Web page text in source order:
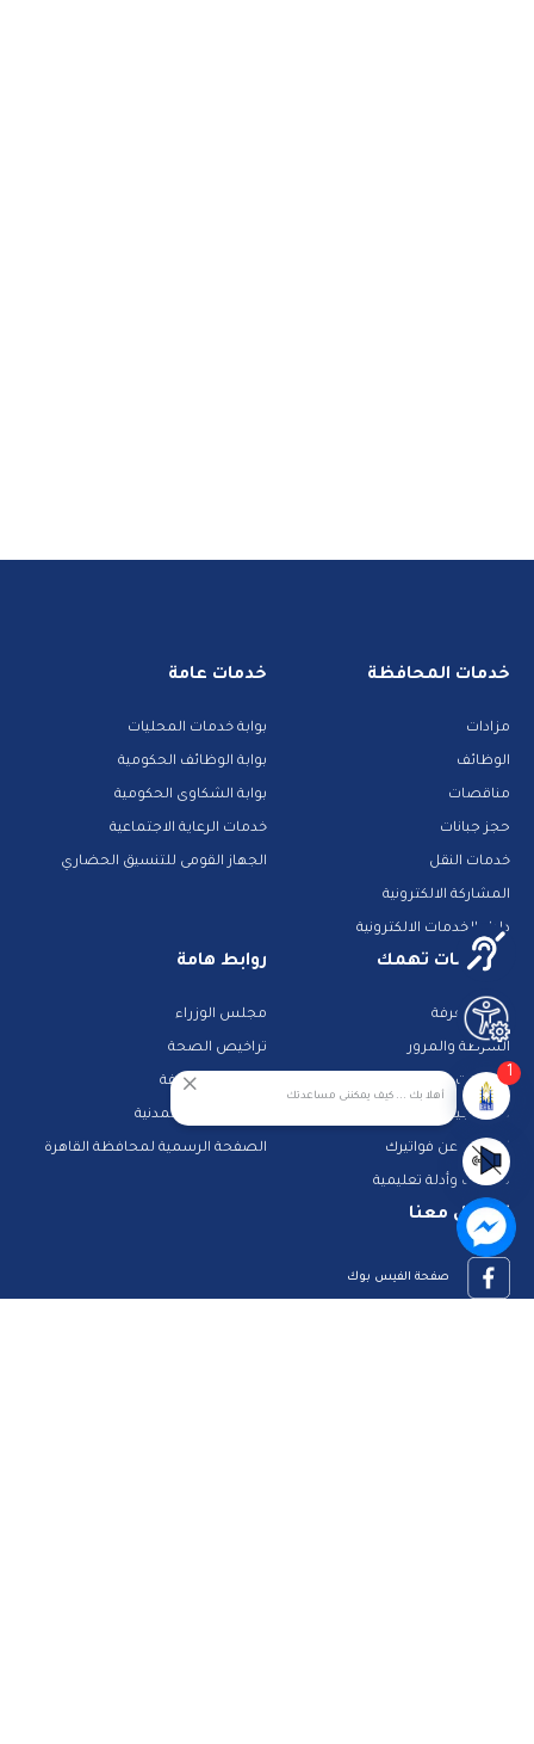
خدمات المحافظة
مزادات
الوظائف
مناقصات
حجز جبانات
خدمات النقل
المشاركة الالكترونية
دليل الخدمات الالكترونية
خدمات عامة
بوابة خدمات المحليات
بوابة الوظائف الحكومية
بوابة الشكاوى الحكومية
خدمات الرعاية الاجتماعية
الجهاز القومى للتنسيق الحضاري
معلومات تهمك
بنك المعرفة
الشرطة والمرور
تطبيقات خدمية
تكنولوجيا وانترنت
استعلم عن فواتيرك
منصات وأدلة تعليمية
روابط هامة
مجلس الوزراء
تراخيص الصحة
البحث عن وظيفة
قطاع الأحوال المدنية
الصفحة الرسمية لمحافظة القاهرة
تواصل معنا
صفحة الفيس بوك
أهلا بك ... كيف يمكننى مساعدتك
1